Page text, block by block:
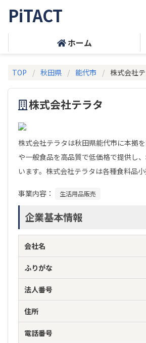
PiTACT
ホーム
TOP 秋田県 能代市 株式会社
株式会社テラタ
株式会社テラタは秋田県能代市に本拠
や一般食品を高品質で低価格で提供し
います。株式会社テラタは各種食料品
事業内容： 生活用品販売
企業基本情報
会社名
ふりがな
法人番号
住所
電話番号